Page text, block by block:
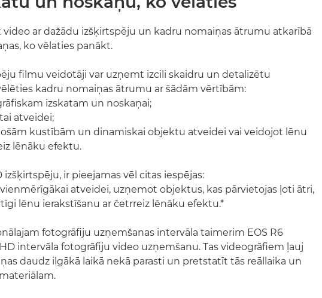
video ar dažādu izšķirtspēju un kadru nomaiņas ātrumu atkarībā
ko vēlaties panākt.
filmu veidotāji var uzņemt izcili skaidru un detalizētu
kadru nomaiņas ātrumu ar šādām vērtībām:
izskatam un noskaņai;
atveidei;
kustībām un dinamiskai objektu atveidei vai veidojot lēnu
lēnāku efektu.
ir pieejamas vēl citas iespējas:
vienmērīgākai atveidei, uzņemot objektus, kas pārvietojas ļoti ātri,
lēnu ierakstīšanu ar četrreiz lēnāku efektu.*
fotogrāfiju uzņemšanas intervāla taimerim EOS R6
intervāla fotogrāfiju video uzņemšanu. Tas videogrāfiem ļauj
daudz ilgākā laikā nekā parasti un pretstatīt tās reāllaika un